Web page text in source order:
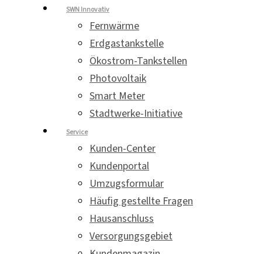
SWN Innovativ
Fernwärme
Erdgastankstelle
Ökostrom-Tankstellen
Photovoltaik
Smart Meter
Stadtwerke-Initiative
Service
Kunden-Center
Kundenportal
Umzugsformular
Häufig gestellte Fragen
Hausanschluss
Versorgungsgebiet